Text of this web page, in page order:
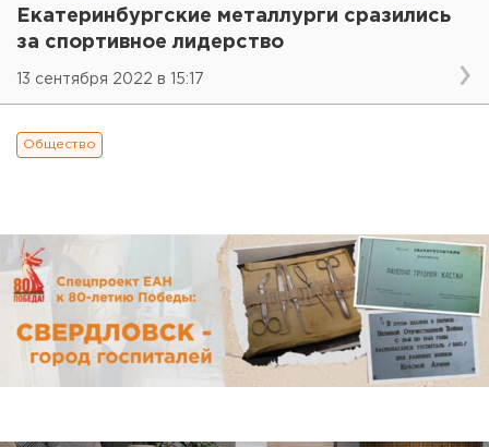
Екатеринбургские металлурги сразились
за спортивное лидерство
13 сентября 2022 в 15:17
Общество